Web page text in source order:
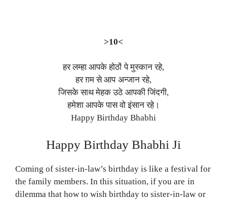
>10<
हर लम्हा आपके होठों पे मुस्कान रहे,
हर ग़म से आप अन्जान रहे,
जिसके साथ मेहक उठे आपकी जिंदगी,
हमेशा आपके पास वो इंसान रहे।
Happy Birthday Bhabhi
Happy Birthday Bhabhi Ji
Coming of sister-in-law’s birthday is like a festival for
the family members. In this situation, if you are in
dilemma that how to wish birthday to sister-in-law or